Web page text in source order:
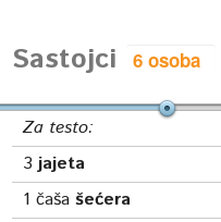
Sastojci
Za testo:
3 jajeta
1 čašašećera